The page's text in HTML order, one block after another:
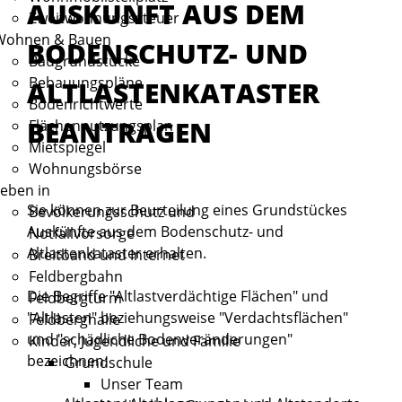
Zweitwohnungssteuer
& Bauen
Baugrundstücke
Bebauungspläne
Bodenrichtwerte
Flächennutzungsplan
Mietspiegel
Wohnungsbörse
in
Bevölkerungsschutz und
Notfallvorsorge
Breitband und Internet
Feldbergbahn
Feldbergturm
Feldberghalle
Kinder, Jugendliche und Familie
Grundschule
Unser Team
AUSKUNFT AUS DEM
BODENSCHUTZ- UND
ALTLASTENKATASTER
BEANTRAGEN
Sie können zur Beurteilung eines Grundstückes
Auskünfte aus dem Bodenschutz- und
Altlastenkataster erhalten.
Die Begriffe "Altlastverdächtige Flächen" und
"Altlasten" beziehungsweise "Verdachtsflächen"
und "schädliche Bodenveränderungen"
bezeichnen: